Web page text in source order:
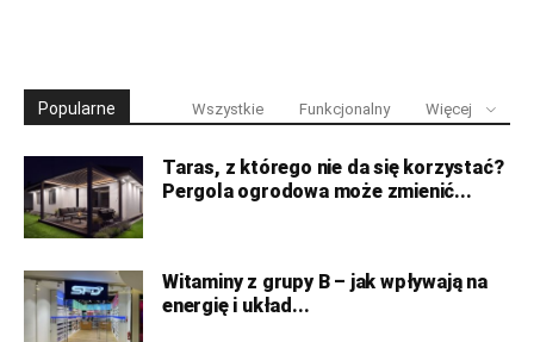
Popularne Wszystkie Funkcjonalny Więcej
Taras, z którego nie da się korzystać?
Pergola ogrodowa może zmienić...
Witaminy z grupy B – jak wpływają na
energię i układ...